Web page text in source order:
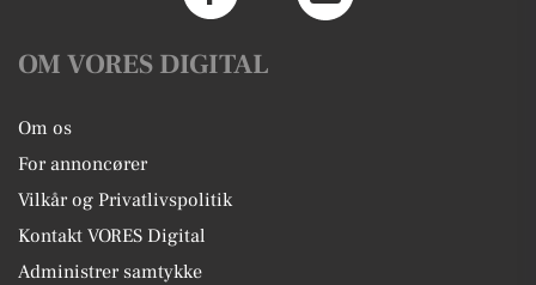
OM VORES DIGITAL
Om os
For annoncører
Vilkår og Privatlivspolitik
Kontakt VORES Digital
Administrer samtykke